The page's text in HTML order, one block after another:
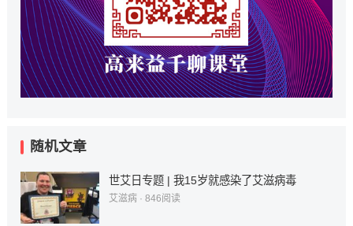
随机文章
世艾日专题 | 我15岁就感染了艾滋病毒
艾滋病· 846阅读